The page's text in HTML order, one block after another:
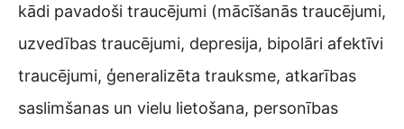
kādi pavadoši traucējumi (mācīšanās traucējumi,
uzvedības traucējumi, depresija, bipolāri afektīvi
traucējumi, ģeneralizēta trauksme, atkarības
saslimšanas un vielu lietošana, personības